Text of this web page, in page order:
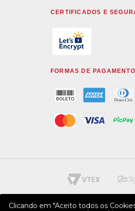
CERTIFICADOS E
FORMAS DE PAGAMENTO
Clicando em "Aceito todos os